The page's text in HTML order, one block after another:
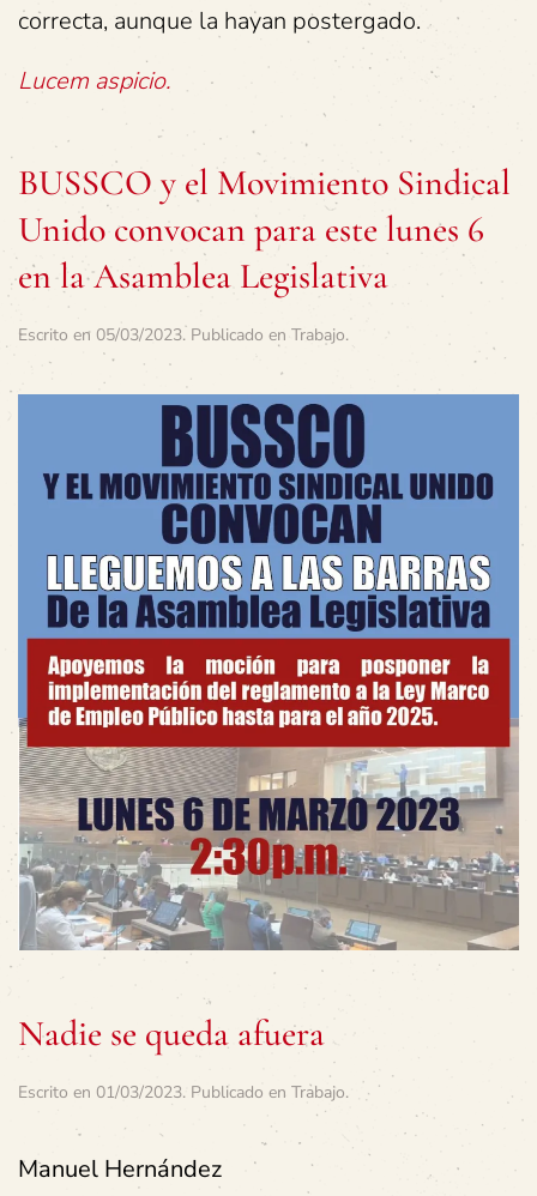
correcta, aunque la hayan postergado.
Lucem aspicio.
BUSSCO y el Movimiento Sindical
Unido convocan para este lunes 6
en la Asamblea Legislativa
Escrito en 05/03/2023. Publicado en Trabajo.
Nadie se queda afuera
Escrito en 01/03/2023. Publicado en Trabajo.
Manuel Hernández